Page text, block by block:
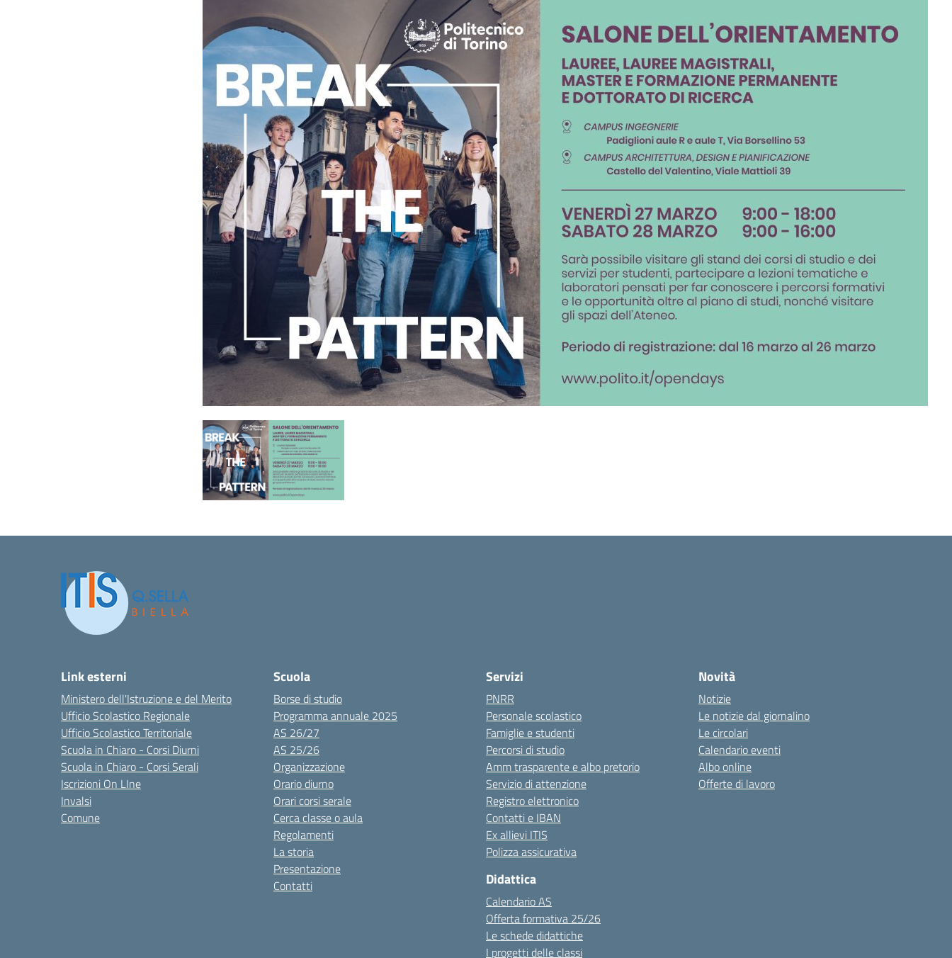
Link esterni
Ministero dell'Istruzione e del Merito
Ufficio Scolastico Regionale
Ufficio Scolastico Territoriale
Scuola in Chiaro - Corsi Diurni
Scuola in Chiaro - Corsi Serali
Iscrizioni On LIne
Invalsi
Comune
Scuola
Borse di studio
Programma annuale 2025
AS 26/27
AS 25/26
Organizzazione
Orario diurno
Orari corsi serale
Cerca classe o aula
Regolamenti
La storia
Presentazione
Contatti
Servizi
PNRR
Personale scolastico
Famiglie e studenti
Percorsi di studio
Amm trasparente e albo pretorio
Servizio di attenzione
Registro elettronico
Contatti e IBAN
Ex allievi ITIS
Polizza assicurativa
Didattica
Calendario AS
Offerta formativa 25/26
Le schede didattiche
I progetti delle classi
Novità
Notizie
Le notizie dal giornalino
Le circolari
Calendario eventi
Albo online
Offerte di lavoro